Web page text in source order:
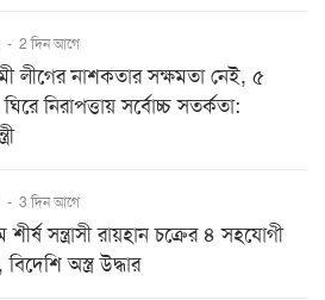
- 2 দিন আগে
লীগের নাশকতার সক্ষমতা নেই, ৫
নিরাপত্তায় সর্বোচ্চ সতর্কতা:
- 3 দিন আগে
শীর্ষ সন্ত্রাসী রায়হান চক্রের ৪ সহযোগী
বিদেশি অস্ত্র উদ্ধার